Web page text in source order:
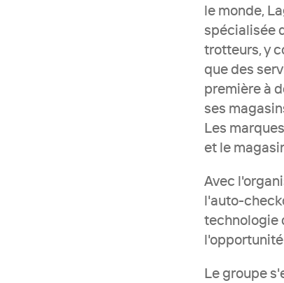
le monde,
spécialisée
trotteurs, y
que des
première à
ses
Les
et le
Avec
l'auto-
technologie
Le groupe